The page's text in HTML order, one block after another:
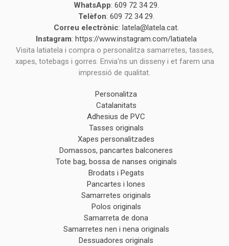
WhatsApp: 609 72 34 29.
Telèfon: 609 72 34 29.
Correu electrònic: latela@latela.cat.
Instagram: https://www.instagram.com/latiatela
Visita latiatela i compra o personalitza samarretes, tasses,
xapes, totebags i gorres. Envia'ns un disseny i et farem una
impressió de qualitat.
Personalitza
Catalanitats
Adhesius de PVC
Tasses originals
Xapes personalitzades
Domassos, pancartes balconeres
Tote bag, bossa de nanses originals
Brodats i Pegats
Pancartes i lones
Samarretes originals
Polos originals
Samarreta de dona
Samarretes nen i nena originals
Dessuadores originals